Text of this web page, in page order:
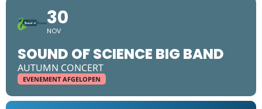
30
NOV
SOUND OF SCIENCE BIG BAND
AUTUMN CONCERT
EVENEMENT AFGELOPEN